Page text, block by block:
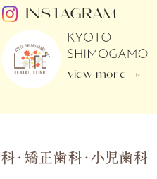
INSTAGRAM
view more